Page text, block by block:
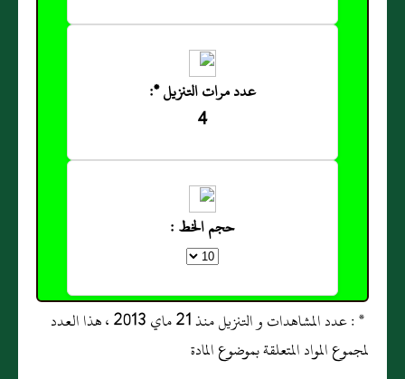
عدد مرات التنزيل *:
4
حجم الخط :
* : عدد المشاهدات و التنزيل منذ 21 ماي 2013 ، هذا العدد
لمجموع المواد المتعلقة بموضوع المادة